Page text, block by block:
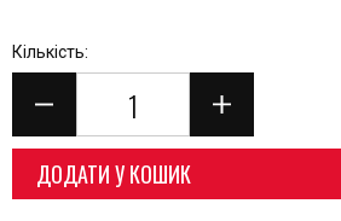
Кількість:
ДОДАТИ У КОШИК